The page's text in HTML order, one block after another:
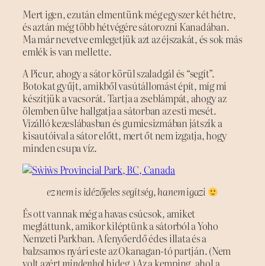
Mert igen, ezután elmentünk még egyszer két hétre,
és aztán még több hétvégére sátorozni Kanadában.
Ma már nevetve emlegetjük azt az éjszakát, és sok más
emlék is van mellette.
A Picur, ahogy a sátor körül szaladgál és “segít”.
Botokat gyűjt, amikből vasútállomást épít, míg mi
készítjük a vacsorát. Tartja a zseblámpát, ahogy az
ölemben ülve hallgatja a sátorban az esti mesét.
Vízálló kezeslábasban és gumicsizmában játszik a
kisautóival a sátor előtt, mert őt nem izgatja, hogy
minden csupa víz.
ez nem is idézőjeles segítség, hanem igazi
És ott vannak még a havas csúcsok, amiket
megláttunk, amikor kiléptünk a sátorból a Yoho
Nemzeti Parkban. A fenyőerdő édes illata és a
balzsamos nyári este az Okanagan-tó partján. (Nem